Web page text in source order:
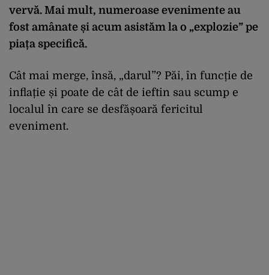
vervă. Mai mult, numeroase evenimente au
fost amânate și acum asistăm la o „explozie” pe
piața specifică.
Cât mai merge, însă, „darul”? Păi, în funcție de
inflație și poate de cât de ieftin sau scump e
localul în care se desfășoară fericitul
eveniment.